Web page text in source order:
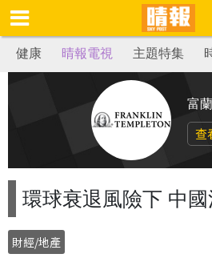
健康 晴報電視 主題特集
富
查
環球衰退風險下 中
財經/地產